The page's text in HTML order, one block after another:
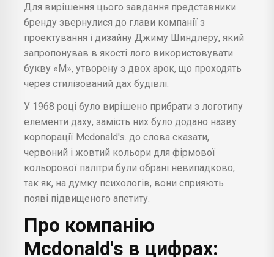
Для вирішення цього завдання представники
бренду звернулися до глави компанії з
проектування і дизайну Джиму Шиндлеру, який
запропонував в якості лого використовувати
букву «М», утворену з двох арок, що проходять
через стилізований дах будівлі.
У 1968 році було вирішено прибрати з логотипу
елементи даху, замість них було додано назву
корпорації Mcdonald's. до слова сказати,
червоний і жовтий кольори для фірмової
кольорової палітри були обрані невипадково,
так як, на думку психологів, вони сприяють
появі підвищеного апетиту.
Про компанію
Mcdonald's в цифрах: